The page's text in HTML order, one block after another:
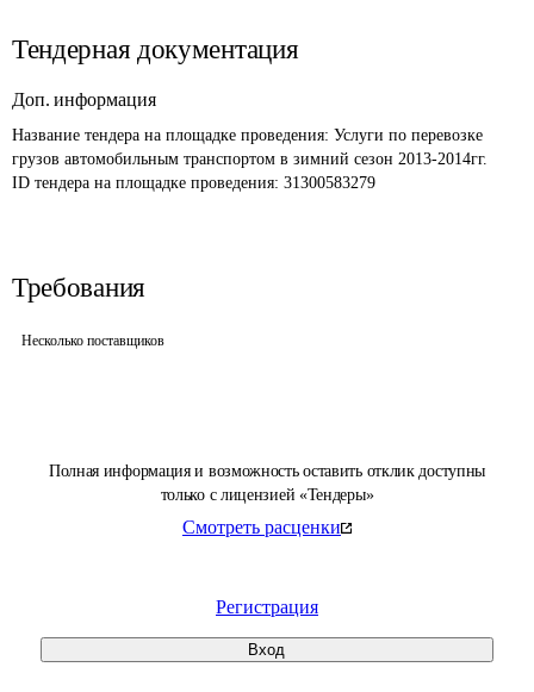
Полная информация и возможность оставить отклик доступны
только с лицензией «Тендеры»
Смотреть расценки
Регистрация
Вход
Тендерная документация
Доп. информация
Название тендера на площадке проведения: Услуги по перевозке
грузов автомобильным транспортом в зимний сезон 2013-2014гг.
ID тендера на площадке проведения: 31300583279
Требования
Несколько поставщиков